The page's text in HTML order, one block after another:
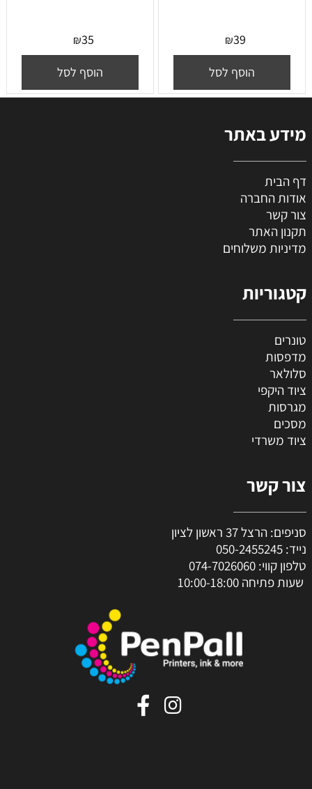
₪39
הוסף לסל
₪35
הוסף לסל
מידע באתר
דף הבית
אודות החברה
צור קשר
תקנון האתר
מדיניות משלוחים
קטגוריות
טונרים
מדפסות
סלולאר
ציוד היקפי
מגרסות
מסכים
ציוד משרדי
צור קשר
סניפים: הרצל 37 ראשון לציון
נייד: 050-2455245
טלפון קווי: 074-7026060
שעות פתיחה 10:00-18:00